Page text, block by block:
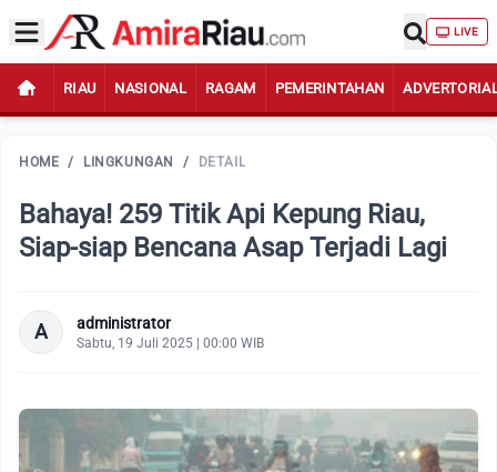
LIVE
RIAU NASIONAL RAGAM PEMERINTAHAN
HOME / LINGKUNGAN / DETAIL
Bahaya! 259 Titik Api Kepung Riau,
Siap-siap Bencana Asap Terjadi Lagi
A administrator
Sabtu, 19 Juli 2025 | 00:00 WIB